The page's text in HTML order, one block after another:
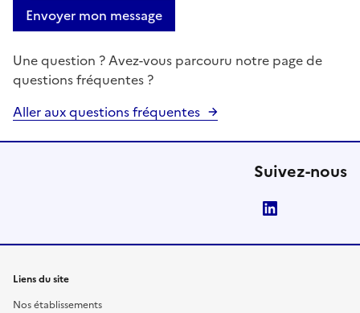
Envoyer mon message
Une question ? Avez-vous parcouru notre page de
questions fréquentes ?
Aller aux questions fréquentes
Suivez-nous
Liens du site
Nos établissements